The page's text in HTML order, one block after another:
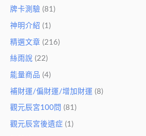
牌卡測驗 (81)
神明介紹 (1)
精選文章 (216)
絲雨說 (22)
能量商品 (4)
補財運/偏財運/增加財運 (8)
觀元辰宮100問 (81)
觀元辰宮後遺症 (1)